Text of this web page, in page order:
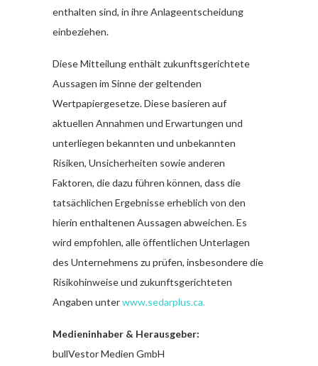
enthalten sind, in ihre Anlageentscheidung
einbeziehen.
Diese Mitteilung enthält zukunftsgerichtete
Aussagen im Sinne der geltenden
Wertpapiergesetze. Diese basieren auf
aktuellen Annahmen und Erwartungen und
unterliegen bekannten und unbekannten
Risiken, Unsicherheiten sowie anderen
Faktoren, die dazu führen können, dass die
tatsächlichen Ergebnisse erheblich von den
hierin enthaltenen Aussagen abweichen. Es
wird empfohlen, alle öffentlichen Unterlagen
des Unternehmens zu prüfen, insbesondere die
Risikohinweise und zukunftsgerichteten
Angaben unterwww.sedarplus.ca.
Medieninhaber & Herausgeber:
bullVestor Medien GmbH